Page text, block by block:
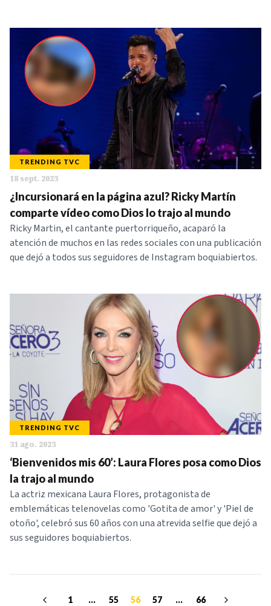
TRENDING TVC
18 sept. 2023
¿Incursionará en la página azul? Ricky Martín
comparte vídeo como Dios lo trajo al mundo
Ricky Martin, el cantante puertorriqueño, acaparó la
atención de muchos en las redes sociales con una publicación
que dejó a todos sus seguidores de Instagram boquiabiertos.
TRENDING TVC
31 ago. 2023
‘Bienvenidos mis 60’: Laura Flores posa como Dios
la trajo al mundo
La actriz mexicana Laura Flores, protagonista de
emblemáticas telenovelas como 'Gotita de amor' y 'Piel de
otoño', celebró sus 60 años con una atrevida selfie que dejó a
sus seguidores boquiabiertos.
1 ... 55 56 57 ... 66